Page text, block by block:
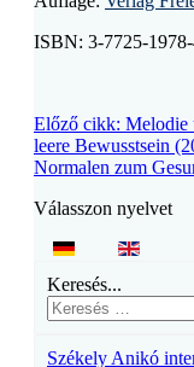
ISBN: 3-7725-
Előző cikk: Melodie
leere Bewusstsein
Normalen zum
Válasszon nyelvet
Keresés...
Székely Anikó